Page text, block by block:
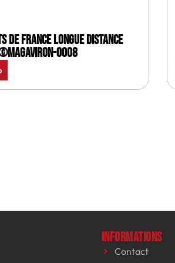
de France longue distance
0008
Informations
Contact